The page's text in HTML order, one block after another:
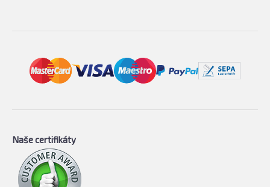
Naše certifikáty